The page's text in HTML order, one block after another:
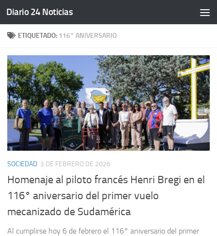
Saltar al contenido
Diario 24 Noticias
ETIQUETADO: 116° ANIVERSARIO
SOCIEDAD 3 DE FEBRERO DE 2026
Homenaje al piloto francés Henri Bregi en el
116° aniversario del primer vuelo
mecanizado de Sudamérica
Al cumplirse hoy 6 de febrero el 116° aniversario del primer